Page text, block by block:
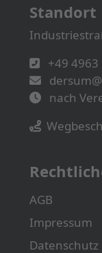
Standort
+49 4963
nach
AGB
Impressum
Datenschutz